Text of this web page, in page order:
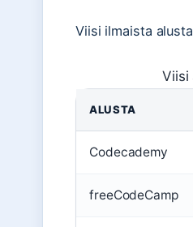
Viisi ilmaista
Viisi
ALUSTA
Codecademy
freeCodeCamp